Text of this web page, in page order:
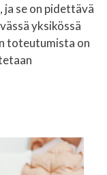
se on pidettävä
yksikössä
toteutumista on